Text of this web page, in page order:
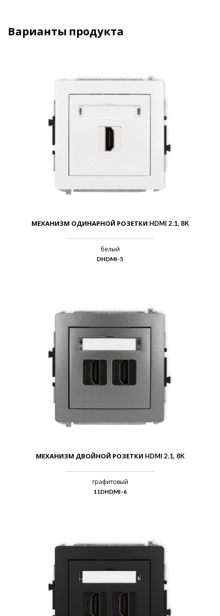
Варианты продукта
МЕХАНИЗМ ОДИНАРНОЙ РОЗЕТКИ HDMI 2.1, 8K
белый
DHDMI-5
МЕХАНИЗМ ДВОЙНОЙ РОЗЕТКИ HDMI 2.1, 8K
графитовый
11DHDMI-6